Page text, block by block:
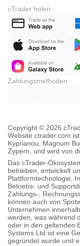
cTrader holen
Zahlungsmethoden
Copyright © 2026
Website ctrader.com
Kyprianou, Magnum
Zypern, und wird von
Das cTrader-
betrieben, entwickelt
Plattformtechnologie,
Betriebs- und
Zahlungs-,
können auch von
Unternehmen
werden, was während
oder in den geltenden
Systems Ltd ist eine
gegründet wurde und